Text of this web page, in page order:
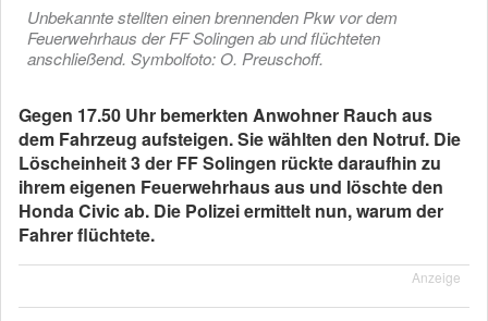
Unbekannte stellten einen brennenden Pkw vor dem
Feuerwehrhaus der FF Solingen ab und flüchteten
anschließend. Symbolfoto: O. Preuschoff.
Gegen 17.50 Uhr bemerkten Anwohner Rauch aus
dem Fahrzeug aufsteigen. Sie wählten den Notruf. Die
Löscheinheit 3 der FF Solingen rückte daraufhin zu
ihrem eigenen Feuerwehrhaus aus und löschte den
Honda Civic ab. Die Polizei ermittelt nun, warum der
Fahrer flüchtete.
Anzeige